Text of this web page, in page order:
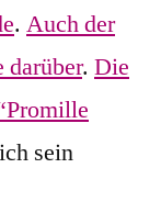
. Auch der
darüber. Die
sein